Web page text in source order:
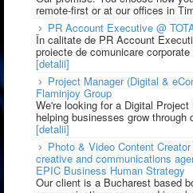
remote-first or at our offices in
PR Account Executive @
În calitate de PR Account
proiecte de comunicare
[detalii]
Project Manager (Digital &
Flaminjoy Group
We're looking for a Digital Project
helping businesses grow through
[detalii]
Photo & Video Content
creative and communications
EPIC Business Human Strategy
Our client is a Bucharest based